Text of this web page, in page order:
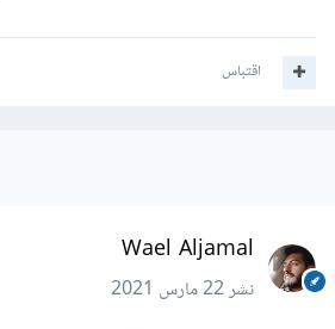
اقتباس
Wael Aljamal
نشر22 مارس 2021